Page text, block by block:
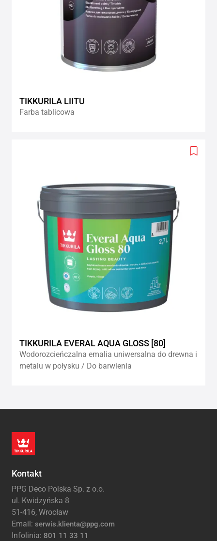
TIKKURILA LIITU
Farba tablicowa
Add
TIKKURILA EVERAL AQUA GLOSS [80]
Wodorozcieńczalna emalia uniwersalna do drewna i
metalu w połysku / Do barwienia
Kontakt
PPG Deco Polska Sp. z o.o.
ul. Kwidzyńska 8
51-416, Wrocław
Email: serwis.klienta@ppg.com
Infolinia: 801 11 33 11